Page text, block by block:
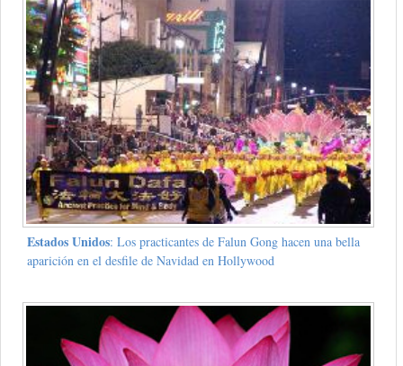
Estados Unidos: Los practicantes de Falun Gong hacen una bella
aparición en el desfile de Navidad en Hollywood